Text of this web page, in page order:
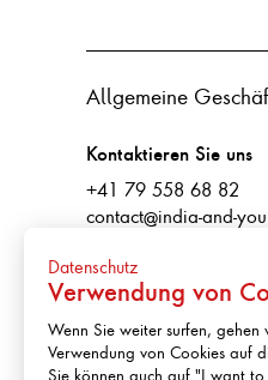
Allgemeine
Kontaktieren Sie uns
+41 79 558 68 82
contact@india-and-
Schweiz
Unsere Reisepartner
Datenschutz
Verwendung von
Wenn Sie weiter surfen,
Verwendung von Cookies auf
Sie können auch auf "I want